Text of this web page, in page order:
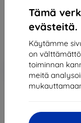
Tämä
evästeitä.
Käytämme
on
toiminnan
meitä
137,90 €
124,11 €
Hinta ilman ALV:tä
-10%
Alennus
EXTRA10
Loppuunmyyty